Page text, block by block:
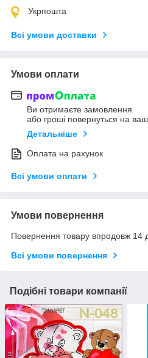
Укрпошта
Всі умови доставки
Умови оплати
Ви отримаєте замовлення
або гроші повернуться на
Детальніше
Оплата на рахунок
Всі умови оплати
Умови повернення
Повернення товару впродовж 14
Всі умови повернення
Подібні товари компанії